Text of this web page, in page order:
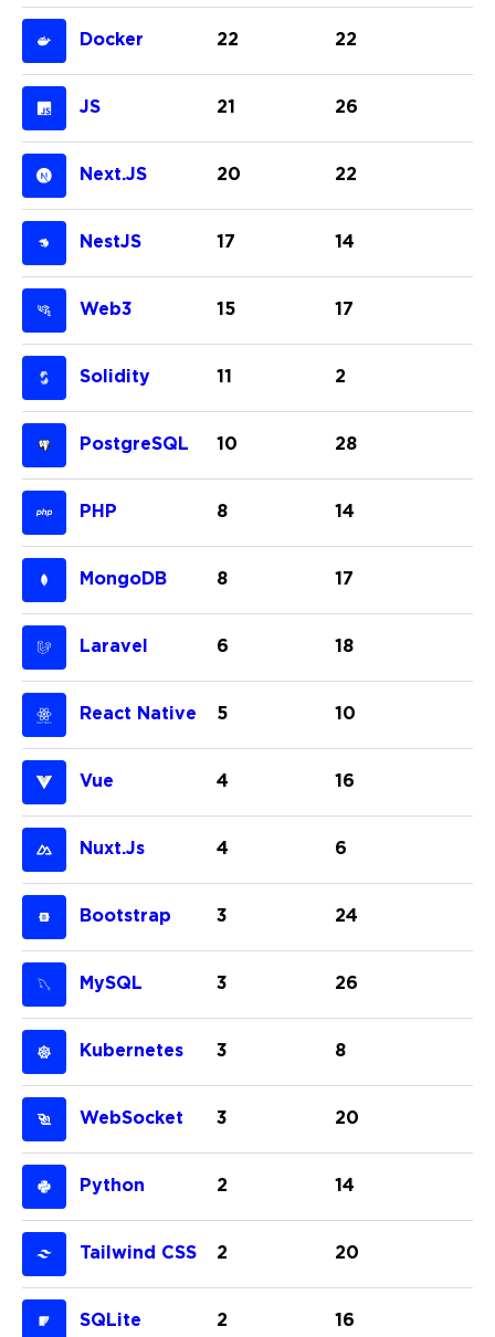
Docker 22 22
JS 21 26
Next.JS 20 22
NestJS 17 14
Web3 15 17
Solidity 11 2
PostgreSQL 10 28
PHP 8 14
MongoDB 8 17
Laravel 6 18
React Native 5 10
Vue 4 16
Nuxt.js 4 6
Bootstrap 3 24
MySQL 3 26
Kubernetes 3 8
WebSocket 3 20
Python 2 14
Tailwind CSS 2 20
SQLite 2 16